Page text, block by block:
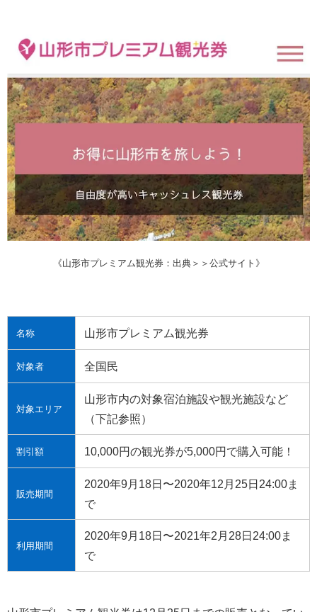
《山形市プレミアム観光券：出典＞＞公式サイト》
名称 山形市プレミアム観光券
対象者 全国民
対象エリア
山形市内の対象宿泊施設や観光施設など
（下記参照）
割引額 10,000円の観光券が5,000円で購入可能！
販売期間
2020年9月18日〜2020年12月25日24:00ま
で
利用期間
2020年9月18日〜2021年2月28日24:00ま
で